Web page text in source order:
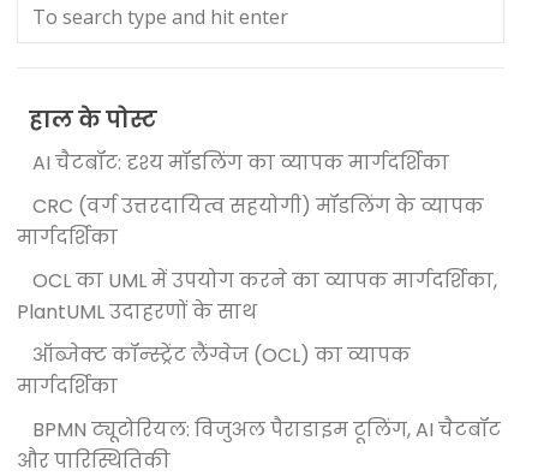
हाल के पोस्ट
AI चैटबॉट: दृश्य मॉडलिंग का व्यापक मार्गदर्शिका
CRC (वर्ग उत्तरदायित्व सहयोगी) मॉडलिंग के व्यापक
मार्गदर्शिका
OCL का UML में उपयोग करने का व्यापक मार्गदर्शिका,
PlantUML उदाहरणों के साथ
ऑब्जेक्ट कॉन्स्ट्रेंट लैंग्वेज (OCL) का व्यापक
मार्गदर्शिका
BPMN ट्यूटोरियल: विजुअल पैराडाइम टूलिंग, AI चैटबॉट
और पारिस्थितिकी